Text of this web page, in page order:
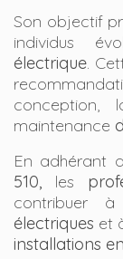
Son objectif
individus
électrique.
conception,
maintenance
En adhérant
510, les
contribuer à
électriques et
installations